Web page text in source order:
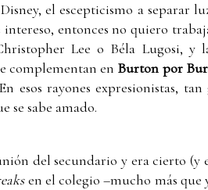
el escepticismo a separar
entonces no quiero
Lee o Béla Lugosi,
complementan en Burton por
esos rayones expresionistas,
se sabe amado.
del secundario y era cierto (y
en el colegio –mucho más que